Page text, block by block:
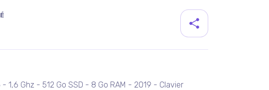
produit
1,6 Ghz - 512 Go SSD - 8 Go RAM - 2019 - Clavier